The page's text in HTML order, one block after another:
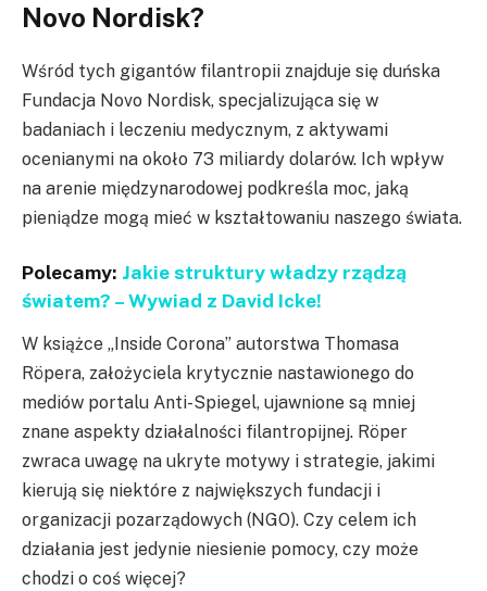
Novo Nordisk?
Wśród tych gigantów filantropii znajduje się duńska
Fundacja Novo Nordisk, specjalizująca się w
badaniach i leczeniu medycznym, z aktywami
ocenianymi na około 73 miliardy dolarów. Ich wpływ
na arenie międzynarodowej podkreśla moc, jaką
pieniądze mogą mieć w kształtowaniu naszego świata.
Polecamy: Jakie struktury władzy rządzą
światem? – Wywiad z David Icke!
W książce „Inside Corona” autorstwa Thomasa
Röpera, założyciela krytycznie nastawionego do
mediów portalu Anti-Spiegel, ujawnione są mniej
znane aspekty działalności filantropijnej. Röper
zwraca uwagę na ukryte motywy i strategie, jakimi
kierują się niektóre z największych fundacji i
organizacji pozarządowych (NGO). Czy celem ich
działania jest jedynie niesienie pomocy, czy może
chodzi o coś więcej?